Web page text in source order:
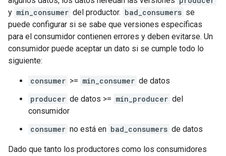
y min_consumer del productor. bad_consumers se
puede configurar si se sabe que versiones específicas
para el consumidor contienen errores y deben evitarse. Un
consumidor puede aceptar un dato si se cumple todo lo
siguiente:
consumer >= min_consumer de datos
producer de datos >= min_producer del
consumidor
consumer no está en bad_consumers de datos
Dado que tanto los productores como los consumidores